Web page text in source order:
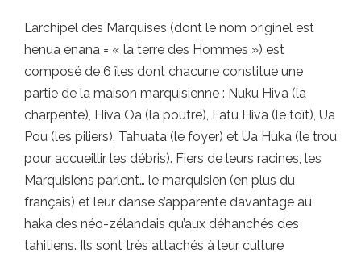
L’archipel des Marquises (dont le nom originel est
henua enana = « la terre des Hommes ») est
composé de 6 îles dont chacune constitue une
partie de la maison marquisienne : Nuku Hiva (la
charpente), Hiva Oa (la poutre), Fatu Hiva (le toît), Ua
Pou (les piliers), Tahuata (le foyer) et Ua Huka (le trou
pour accueillir les débris). Fiers de leurs racines, les
Marquisiens parlent… le marquisien (en plus du
français) et leur danse s’apparente davantage au
haka des néo-zélandais qu’aux déhanchés des
tahitiens. Ils sont très attachés à leur culture